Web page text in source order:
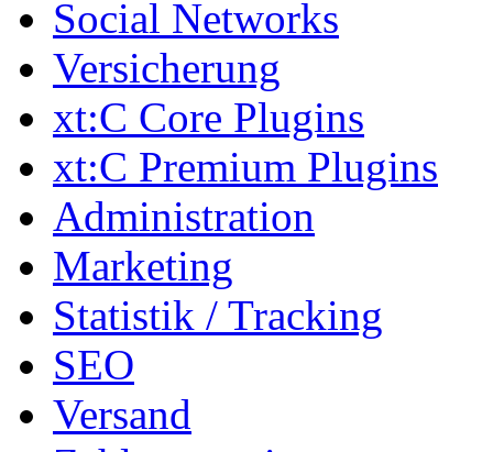
Social Networks
Versicherung
xt:C Core Plugins
xt:C Premium Plugins
Administration
Marketing
Statistik / Tracking
SEO
Versand